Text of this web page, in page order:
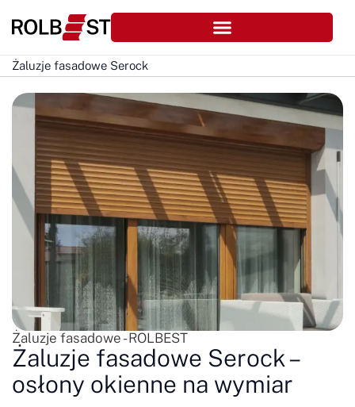
Żaluzje fasadowe Serock
Żaluzje fasadowe - ROLBEST
Żaluzje fasadowe Serock –
osłony okienne na wymiar